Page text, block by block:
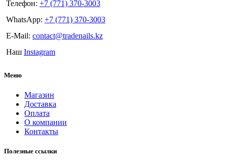
Телефон: +7 (771) 370-3003
WhatsApp: +7 (771) 370-3003
E-Mail: contact@tradenails.kz
Наш Instagram
Меню
Магазин
Доставка
Оплата
О компании
Контакты
Полезные ссылки